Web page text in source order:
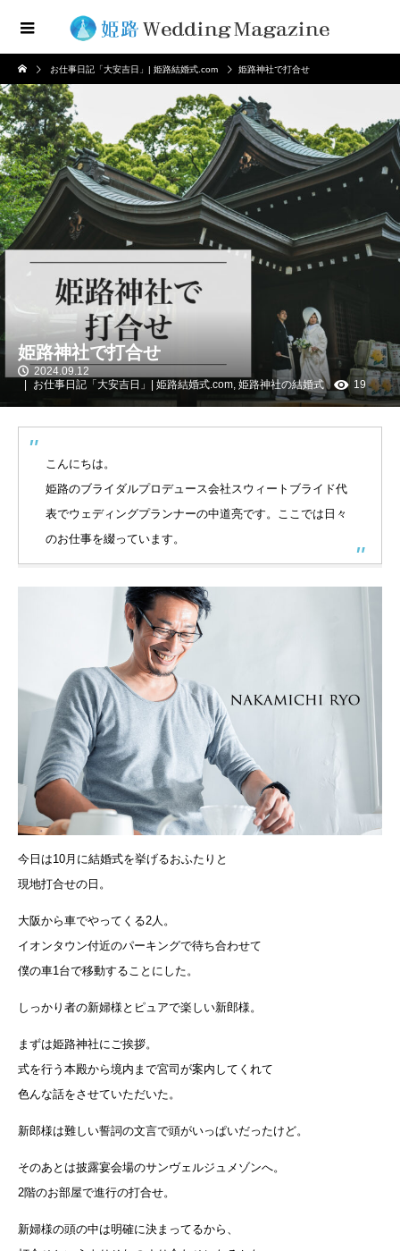
お仕事日記「大安吉日」| 姫路結婚式.com 姫路神社で打合せ
姫路神社で打合せ
2024.09.12
お仕事日記「大安吉日」| 姫路結婚式.com, 姫路神社の結婚式 19
こんにちは。
姫路のブライダルプロデュース会社スウィートブライド代
表でウェディングプランナーの中道亮です。ここでは日々
のお仕事を綴っています。
今日は10月に結婚式を挙げるおふたりと
現地打合せの日。
大阪から車でやってくる2人。
イオンタウン付近のパーキングで待ち合わせて
僕の車1台で移動することにした。
しっかり者の新婦様とピュアで楽しい新郎様。
まずは姫路神社にご挨拶。
式を行う本殿から境内まで宮司が案内してくれて
色んな話をさせていただいた。
新郎様は難しい誓詞の文言で頭がいっぱいだったけど。
そのあとは披露宴会場のサンヴェルジュメゾンへ。
2階のお部屋で進行の打合せ。
新婦様の頭の中は明確に決まってるから、